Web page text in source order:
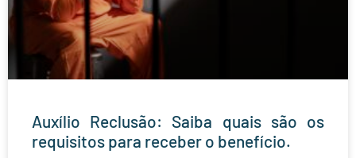
Auxílio Reclusão: Saiba quais são os
requisitos para receber o benefício.